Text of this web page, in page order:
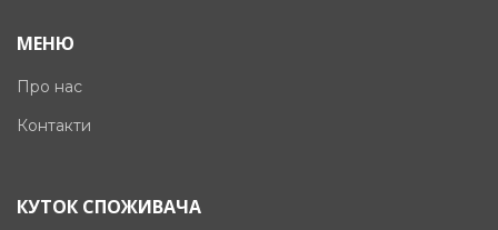
МЕНЮ
Про нас
Контакти
КУТОК СПОЖИВАЧА